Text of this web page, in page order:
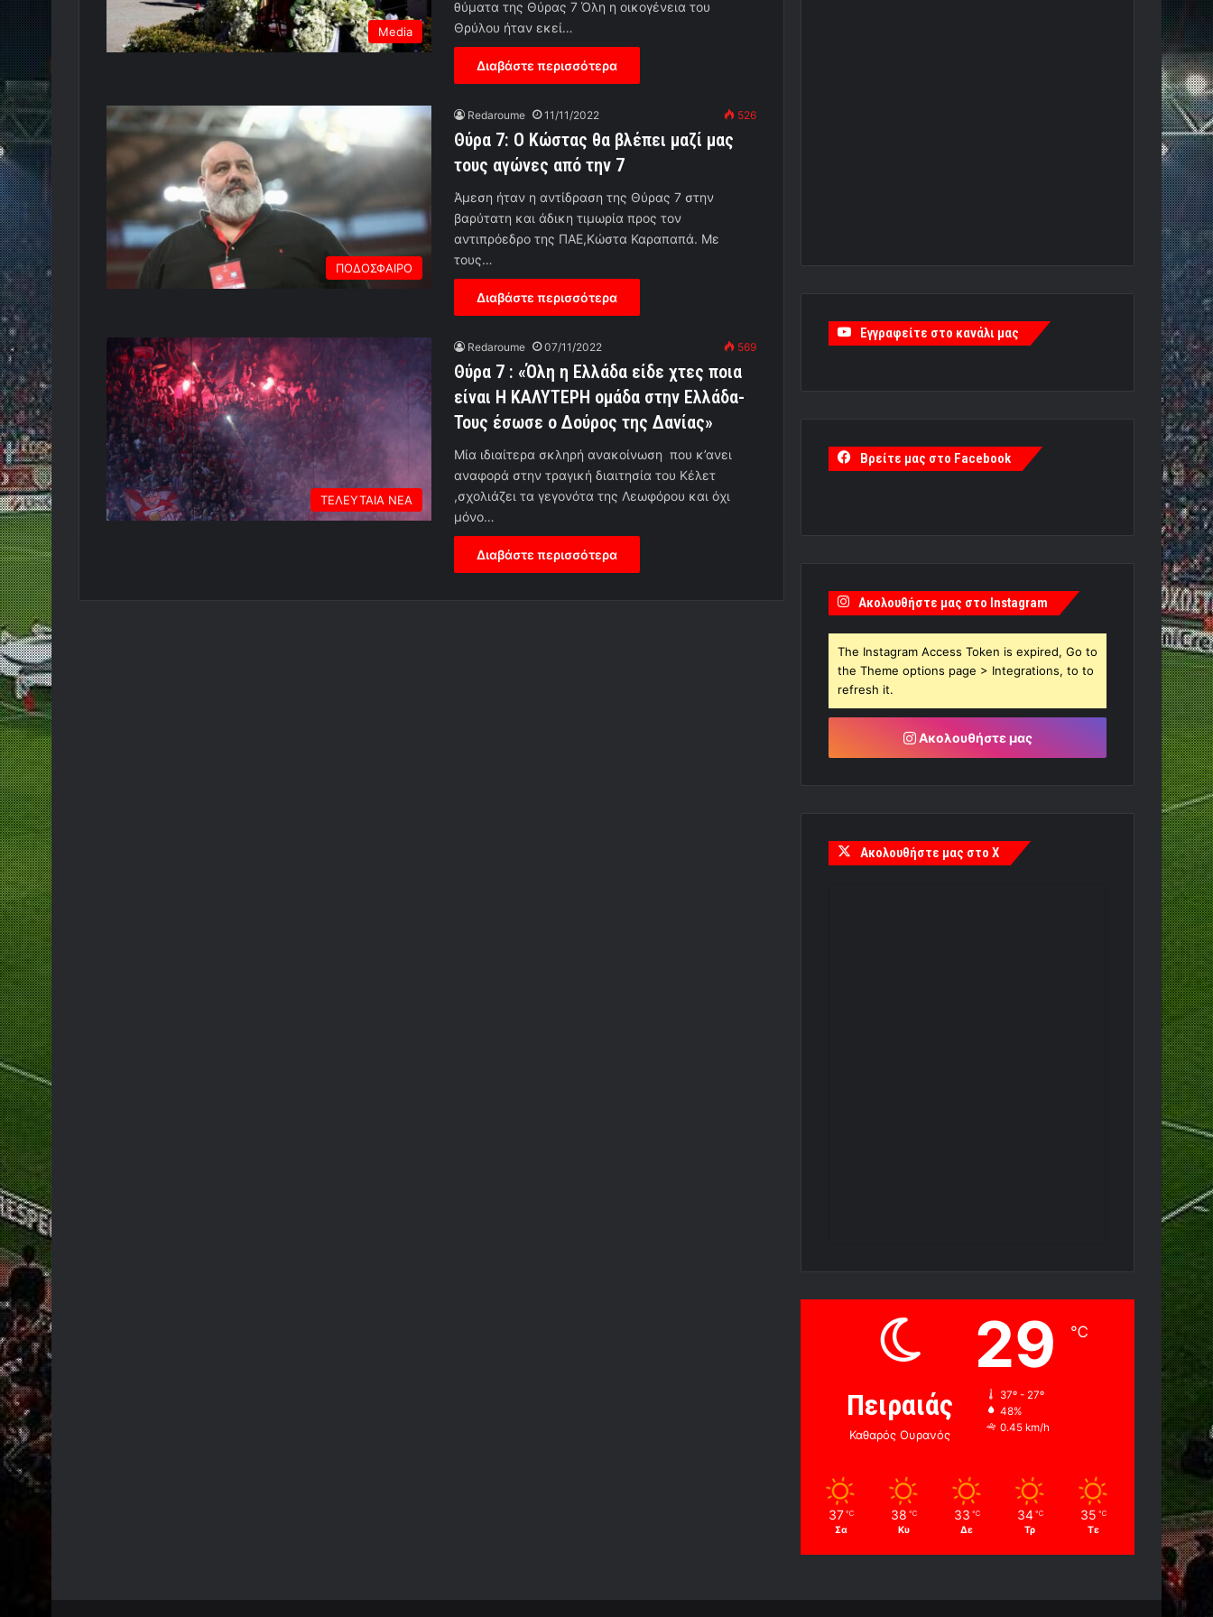
Media
θύματα της Θύρας 7 Όλη η οικογένεια του
Θρύλου ήταν εκεί…
Διαβάστε περισσότερα
ΠΟΔΟΣΦΑΙΡΟ
Redaroume 11/11/2022 526
Θύρα 7: Ο Κώστας θα βλέπει μαζί μας
τους αγώνες από την 7
Άμεση ήταν η αντίδραση της Θύρας 7 στην
βαρύτατη και άδικη τιμωρία προς τον
αντιπρόεδρο της ΠΑΕ,Κώστα Καραπαπά. Με
τους…
Διαβάστε περισσότερα
ΤΕΛΕΥΤΑΙΑ ΝΕΑ
Redaroume 07/11/2022 569
Θύρα 7 : «Όλη η Ελλάδα είδε χτες ποια
είναι Η ΚΑΛΥΤΕΡΗ ομάδα στην Ελλάδα-
Τους έσωσε ο Δούρος της Δανίας»
Μία ιδιαίτερα σκληρή ανακοίνωση που κ’ανει
αναφορά στην τραγική διαιτησία του Κέλετ
,σχολιάζει τα γεγονότα της Λεωφόρου και όχι
μόνο…
Διαβάστε περισσότερα
Εγγραφείτε στο κανάλι μας
Βρείτε μας στο Facebook
Ακολουθήστε μας στο Instagram
The Instagram Access Token is expired, Go to
the Theme options page > Integrations, to to
refresh it.
Ακολουθήστε μας
Ακολουθήστε μας στο X
Πειραιάς
Καθαρός Ουρανός
29 ℃
37º - 27º
48%
0.45 km/h
37 ℃
Σα
38 ℃
Κυ
33 ℃
Δε
34 ℃
Τρ
35 ℃
Τε